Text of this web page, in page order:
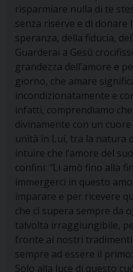
risparmiare nulla di te
senza riserve e di donare
speranza, della fiducia,
Guarderai a Gesù
grandezza dell’amore e
giorno, che amare
incondizionatamente e
infatti, comprendiamo
divinamente con un
unità in Lui, tra la natura
intuire che l’amore del
confini: “Li amò fino alla
immergerci in questo
imparare e per ricevere
che ci supera sempre da
talvolta irraggiungibile,
fronte ai nostri
sempre ad essere il
Solo alla luce di questo